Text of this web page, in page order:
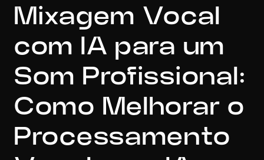
Mixagem Vocal
com IA para um
Som Profissional:
Como Melhorar o
Processamento